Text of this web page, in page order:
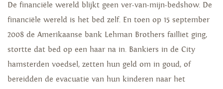
De financiële wereld blijkt geen ver-van-mijn-bedshow. De
financiële wereld is het bed zelf. En toen op 15 september
2008 de Amerikaanse bank Lehman Brothers failliet ging,
stortte dat bed op een haar na in. Bankiers in de City
hamsterden voedsel, zetten hun geld om in goud, of
bereidden de evacuatie van hun kinderen naar het